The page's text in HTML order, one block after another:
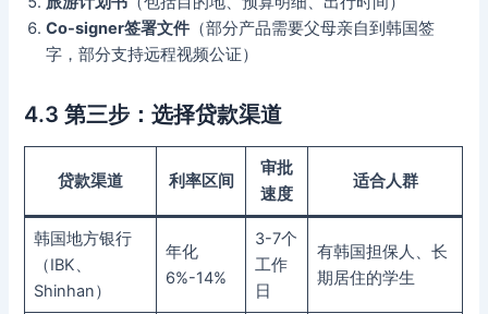
Co-signer签署文件 （部分产品需要父母亲自到韩国签
字，部分支持远程视频公证）
4.3 第三步：选择贷款渠道
贷款渠道 利率区间
审批
速度
适合人群
韩国地方银行
（IBK、
Shinhan）
年化
6%-14%
3-7个
工作
日
有韩国担保人、长
期居住的学生